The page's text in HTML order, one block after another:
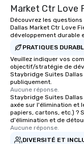
Market Ctr Love
Découvrez les
Dallas Market Ctr Love
développement durable
PRATIQUES
Veuillez indiquer vos
objectif/stratégie de
Staybridge Suites
publiquement.
Aucune réponse.
Staybridge Suites
axée sur l'élimination et
papiers, cartons, etc.) ?
d'élimination et de
Aucune réponse.
DIVERSITÉ ET